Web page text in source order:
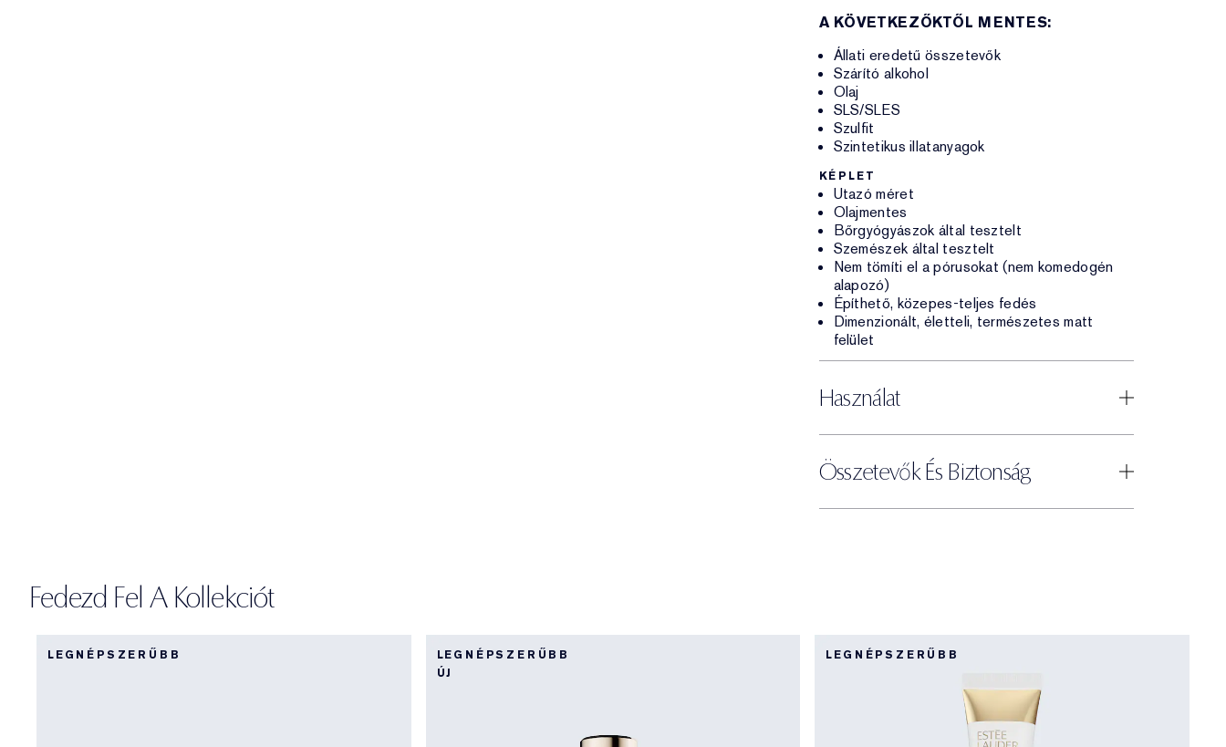
A KÖVETKEZŐKTŐL MENTES:
Állati eredetű összetevők
Szárító alkohol
Olaj
SLS/SLES
Szulfit
Szintetikus illatanyagok
KÉPLET
Utazó méret
Olajmentes
Bőrgyógyászok által tesztelt
Szemészek által tesztelt
Nem tömíti el a pórusokat (nem komedogén
alapozó)
Építhető, közepes-teljes fedés
Dimenzionált, életteli, természetes matt
felület
Használat
Összetevők És Biztonság
Fedezd Fel A Kollekciót
LEGNÉPSZERŰBB
LEGNÉPSZERŰBB
ÚJ
LEGNÉPSZERŰBB